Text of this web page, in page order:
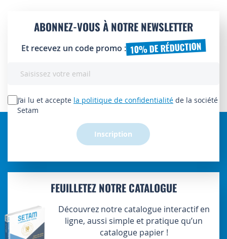
ABONNEZ-VOUS À NOTRE NEWSLETTER
Et recevez un code promo : 10% DE RÉDUCTION
lettre
d’information
J’ai lu et accepte la politique de confidentialité de la société
Setam
Inscription
FEUILLETEZ NOTRE CATALOGUE
Découvrez notre catalogue interactif en
ligne, aussi simple et pratique qu’un
catalogue papier !